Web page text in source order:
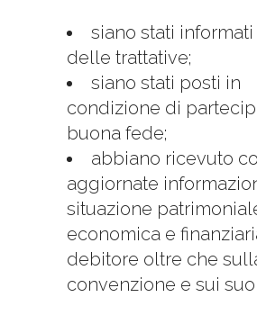
siano stati informati
delle trattative;
siano stati posti in
condizione di
buona fede;
abbiano ricevuto
aggiornate
situazione
economica e
debitore oltre che
convenzione e sui